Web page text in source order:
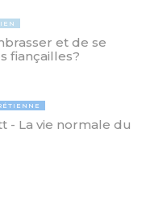
et de se
fiançailles?
- La vie normale du